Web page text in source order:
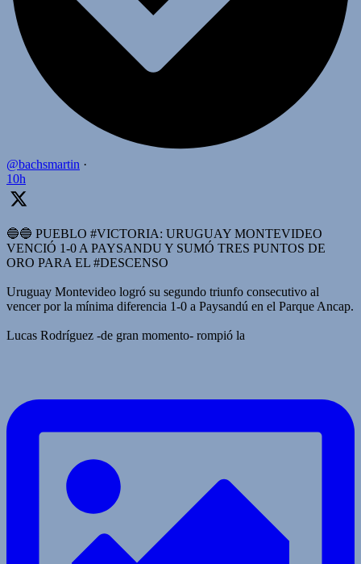
@bachsmartin ·
10h
🔵🔵 PUEBLO #VICTORIA: URUGUAY MONTEVIDEO
VENCIÓ 1-0 A PAYSANDU Y SUMÓ TRES PUNTOS DE
ORO PARA EL #DESCENSO
Uruguay Montevideo logró su segundo triunfo consecutivo al
vencer por la mínima diferencia 1-0 a Paysandú en el Parque Ancap.
Lucas Rodríguez -de gran momento- rompió la